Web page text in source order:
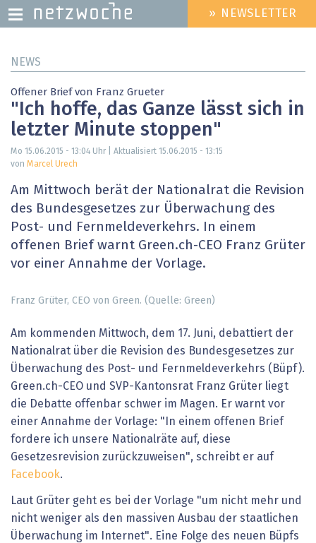
zum
HEADER
MENU
» NEWSLETTER
NEWS
Offener Brief von Franz Grueter
"Ich hoffe, das Ganze lässt sich in
letzter Minute stoppen"
Mo 15.06.2015 - 13:04 Uhr | Aktualisiert 15.06.2015 - 13:15
von Marcel Urech
Am Mittwoch berät der Nationalrat die Revision
des Bundesgesetzes zur Überwachung des
Post- und Fernmeldeverkehrs. In einem
offenen Brief warnt Green.ch-CEO Franz Grüter
vor einer Annahme der Vorlage.
Franz Grüter, CEO von Green. (Quelle: Green)
Am kommenden Mittwoch, dem 17. Juni, debattiert der
Nationalrat über die Revision des Bundesgesetzes zur
Überwachung des Post- und Fernmeldeverkehrs (Büpf).
Green.ch-CEO und SVP-Kantonsrat Franz Grüter liegt
die Debatte offenbar schwer im Magen. Er warnt vor
einer Annahme der Vorlage: "In einem offenen Brief
fordere ich unsere Nationalräte auf, diese
Gesetzesrevision zurückzuweisen", schreibt er auf
Facebook.
Laut Grüter geht es bei der Vorlage "um nicht mehr und
nicht weniger als den massiven Ausbau der staatlichen
Überwachung im Internet". Eine Folge des neuen Büpfs